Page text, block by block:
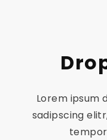
Lorem ipsum
sadipscing